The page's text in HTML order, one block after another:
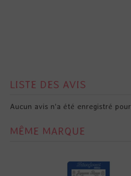
LISTE DES AVIS
Aucun avis n'a été enregistré
MÊME MARQUE